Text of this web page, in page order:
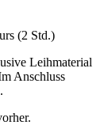
(2 Std.)
Leihmaterial
Anschluss